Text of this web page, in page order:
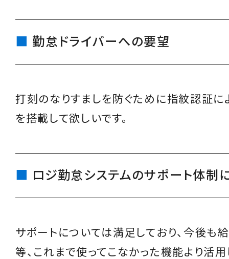
勤怠ドライバーへの要望
打刻のなりすましを防ぐために指紋認証に
を搭載して欲しいです。
ロジ勤怠システムのサポート体制
サポートについては満足しており、今後も
等、これまで使ってこなかった機能より活